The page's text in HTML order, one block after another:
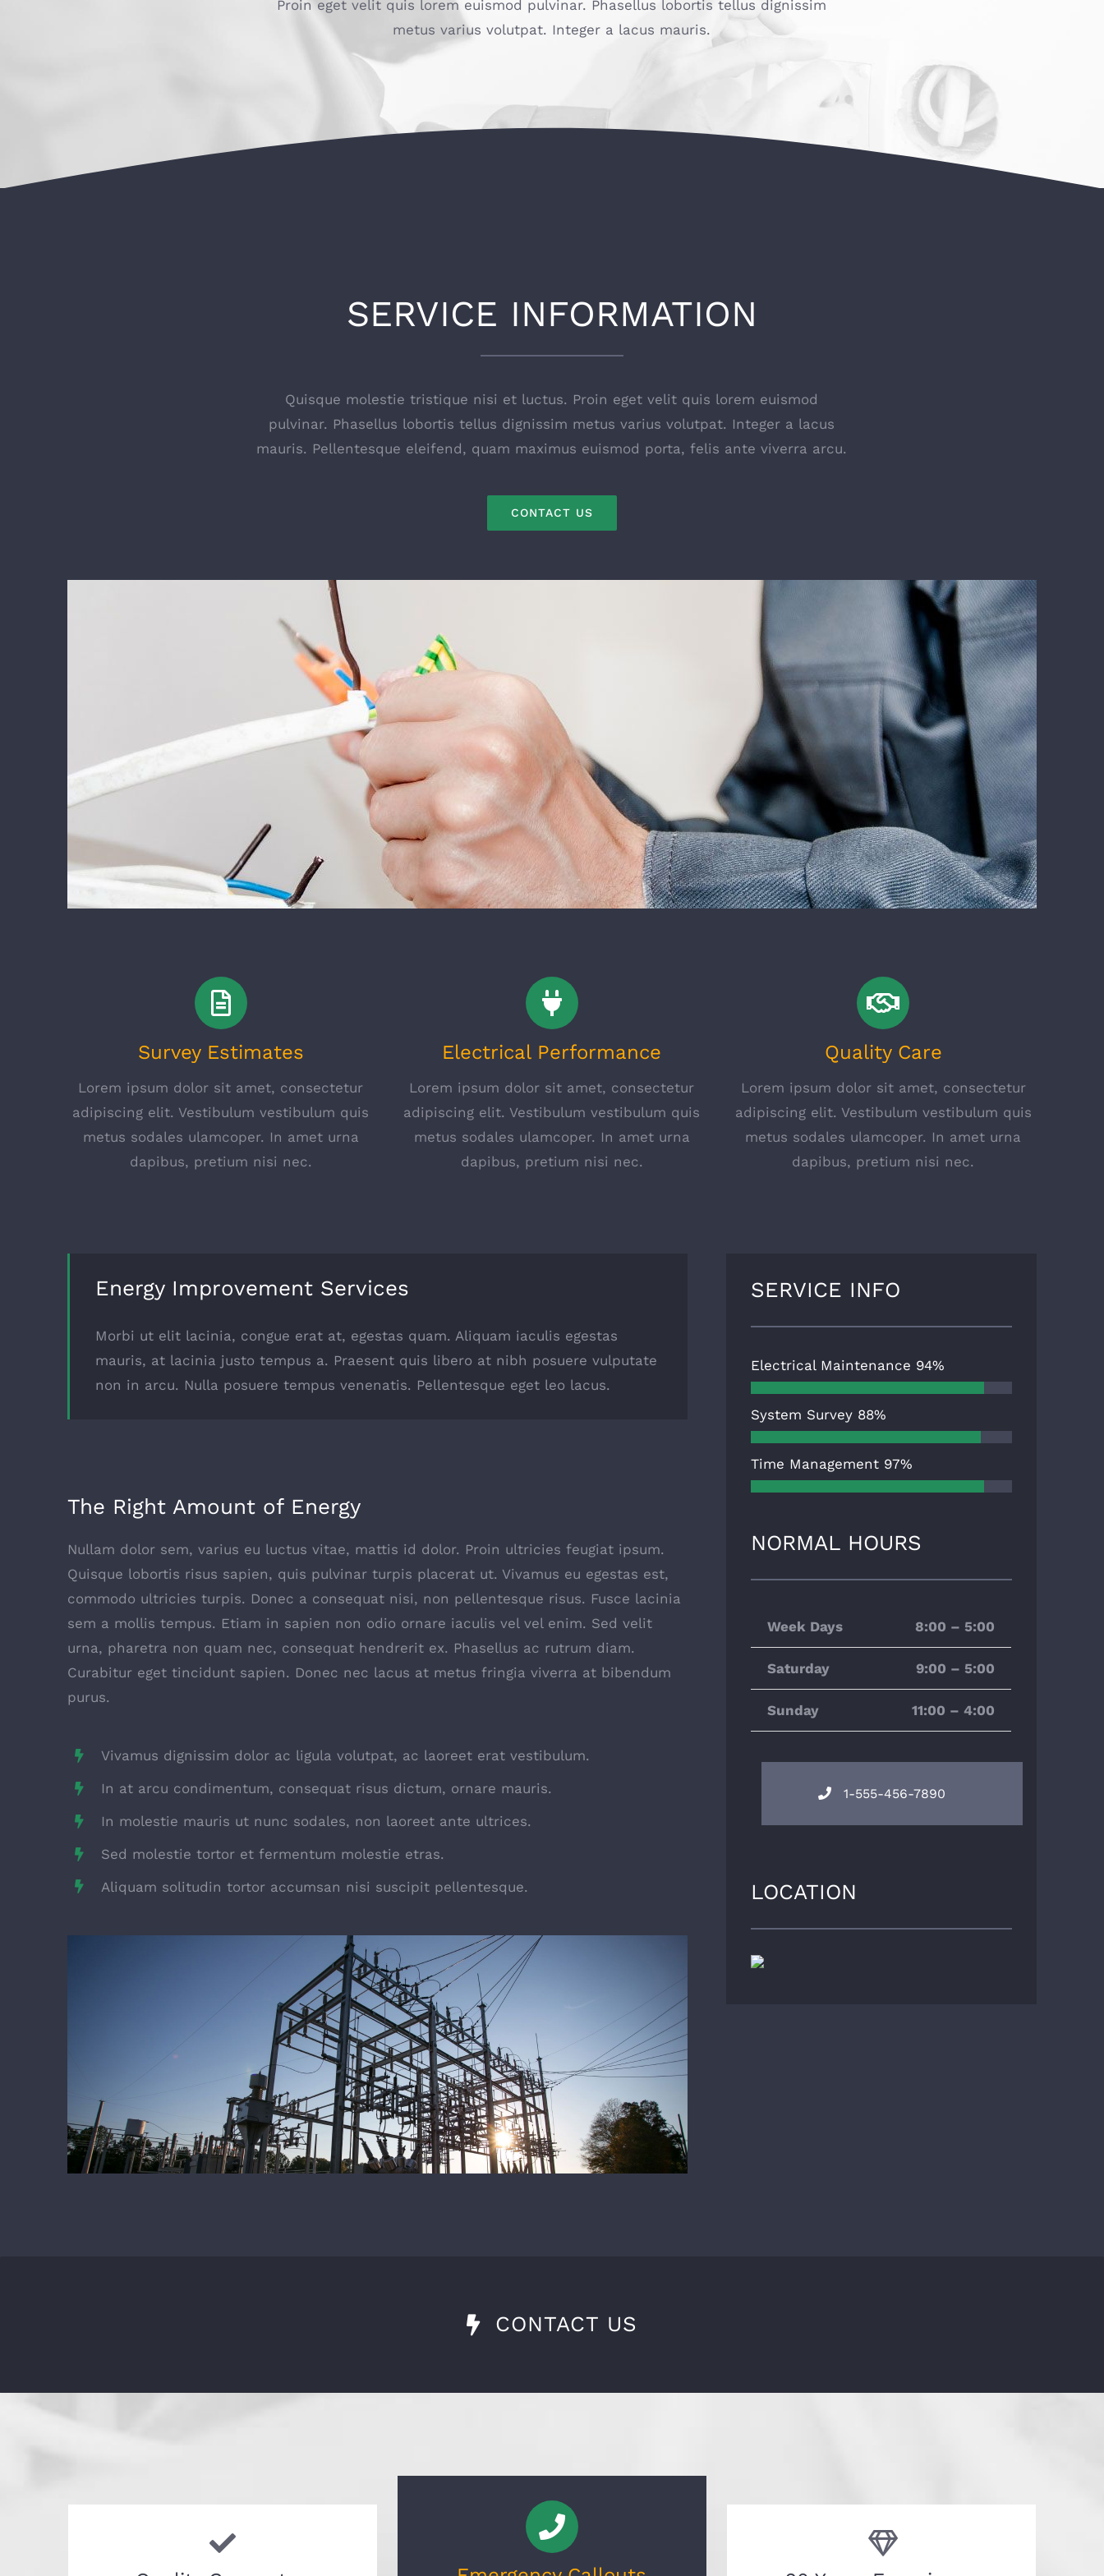
Proin eget velit quis lorem euismod pulvinar. Phasellus lobortis tellus dignissim
metus varius volutpat. Integer a lacus mauris.
SERVICE INFORMATION
Quisque molestie tristique nisi et luctus. Proin eget velit quis lorem euismod
pulvinar. Phasellus lobortis tellus dignissim metus varius volutpat. Integer a lacus
mauris. Pellentesque eleifend, quam maximus euismod porta, felis ante viverra arcu.
CONTACT US
Survey Estimates
Lorem ipsum dolor sit amet, consectetur
adipiscing elit. Vestibulum vestibulum quis
metus sodales ulamcoper. In amet urna
dapibus, pretium nisi nec.
Electrical Performance
Lorem ipsum dolor sit amet, consectetur
adipiscing elit. Vestibulum vestibulum quis
metus sodales ulamcoper. In amet urna
dapibus, pretium nisi nec.
Quality Care
Lorem ipsum dolor sit amet, consectetur
adipiscing elit. Vestibulum vestibulum quis
metus sodales ulamcoper. In amet urna
dapibus, pretium nisi nec.
Energy Improvement Services
Morbi ut elit lacinia, congue erat at, egestas quam. Aliquam iaculis egestas
mauris, at lacinia justo tempus a. Praesent quis libero at nibh posuere vulputate
non in arcu. Nulla posuere tempus venenatis. Pellentesque eget leo lacus.
The Right Amount of Energy
Nullam dolor sem, varius eu luctus vitae, mattis id dolor. Proin ultricies feugiat ipsum.
Quisque lobortis risus sapien, quis pulvinar turpis placerat ut. Vivamus eu egestas est,
commodo ultricies turpis. Donec a consequat nisi, non pellentesque risus. Fusce lacinia
sem a mollis tempus. Etiam in sapien non odio ornare iaculis vel vel enim. Sed velit
urna, pharetra non quam nec, consequat hendrerit ex. Phasellus ac rutrum diam.
Curabitur eget tincidunt sapien. Donec nec lacus at metus fringia viverra at bibendum
purus.
Vivamus dignissim dolor ac ligula volutpat, ac laoreet erat vestibulum.
In at arcu condimentum, consequat risus dictum, ornare mauris.
In molestie mauris ut nunc sodales, non laoreet ante ultrices.
Sed molestie tortor et fermentum molestie etras.
Aliquam solitudin tortor accumsan nisi suscipit pellentesque.
SERVICE INFO
Electrical Maintenance 94%
System Survey 88%
Time Management 97%
NORMAL HOURS
Week Days 8:00 – 5:00
Saturday 9:00 – 5:00
Sunday 11:00 – 4:00
1-555-456-7890
LOCATION
CONTACT US